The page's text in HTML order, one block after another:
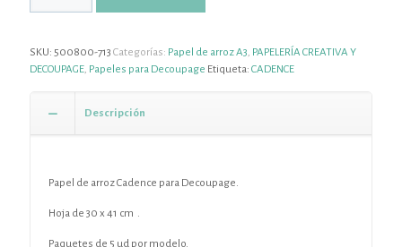
SKU: 500800-713 Categorías: Papel de arroz A3, PAPELERÍA CREATIVA Y
DECOUPAGE, Papeles para Decoupage Etiqueta: CADENCE
Descripción
Papel de arroz Cadence para Decoupage.
Hoja de 30 x 41 cm .
Paquetes de 5 ud por modelo.